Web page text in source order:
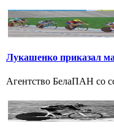
Лукашенко приказал
Агентство БелаПАН со